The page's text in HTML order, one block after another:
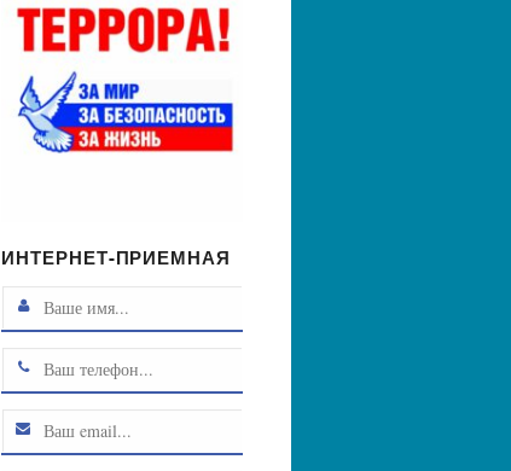
ИНТЕРНЕТ-ПРИЕМНАЯ